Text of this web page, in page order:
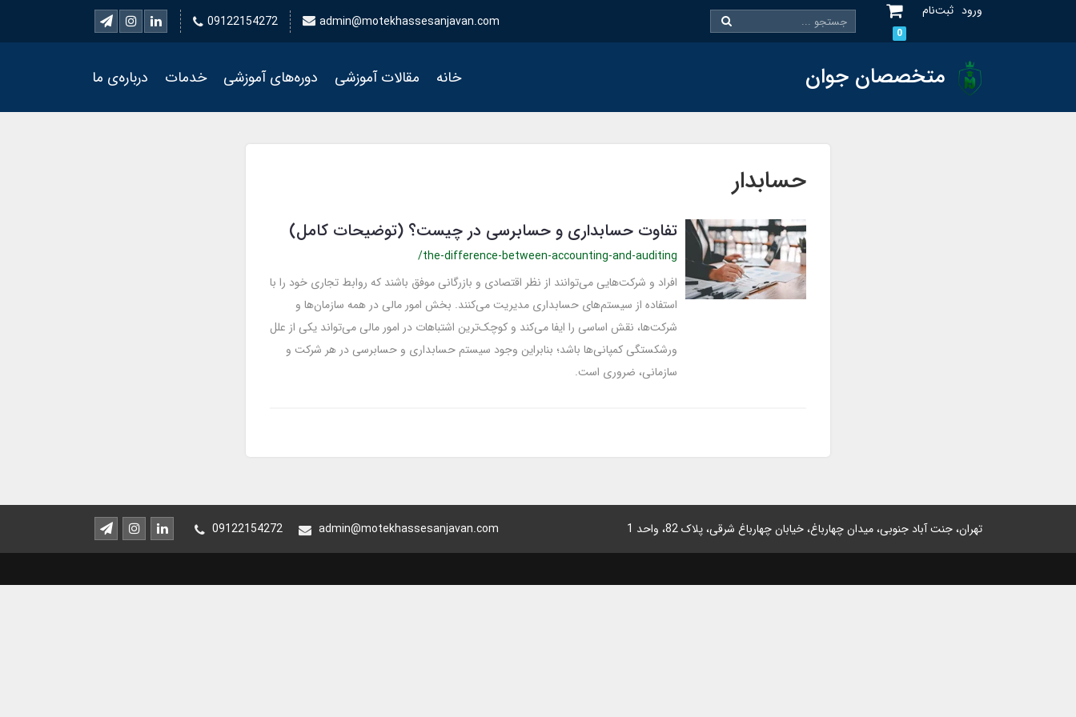
ورود ثبت‌نام
0
09122154272 admin@motekhassesanjavan.com
متخصصان جوان خانه مقالات آموزشی دوره‌های آموزشی خدمات درباره‌ی ما
حسابدار
تفاوت حسابداری و حسابرسی در چیست؟ (توضیحات کامل)
/the-difference-between-accounting-and-auditing
افراد و شرکت‌هایی می‌توانند از نظر اقتصادی و بازرگانی موفق باشند که روابط تجاری خود را با
استفاده از سیستم‌های حسابداری مدیریت می‌کنند. بخش امور مالی در همه سازمان‌ها و
شرکت‌ها، نقش اساسی را ایفا می‌کند و کوچک‌ترین اشتباهات در امور مالی می‌تواند یکی از علل
ورشکستگی کمپانی‌ها باشد؛ بنابراین وجود سیستم حسابداری و حسابرسی در هر شرکت و
سازمانی، ضروری است.
تهران، جنت آباد جنوبی، میدان چهارباغ، خیابان چهارباغ شرقی، پلاک 82، واحد 1 09122154272 admin@motekhassesanjavan.com